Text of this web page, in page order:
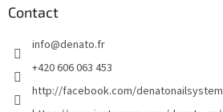
Contact
info@denato.fr
+420 606 063 453
http://facebook.com/denatonailsystem